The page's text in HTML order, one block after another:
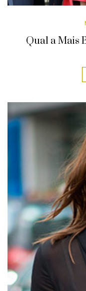
Qual a Mais